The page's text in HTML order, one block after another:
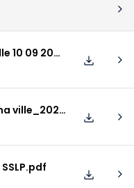
- Occitanie
et aux projets
chevron_right
Courrier ADEME Plus fraîche ma ville 10 09 2024.pdf chevron_right
download
Lettre engagement Plus fraîche ma ville_2024 SSLP_10 09 2024.pdf chevron_right
download
chevron_right
download